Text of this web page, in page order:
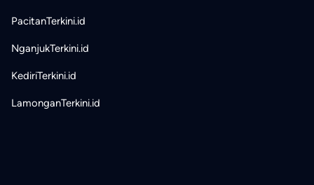
PacitanTerkini.id
NganjukTerkini.id
KediriTerkini.id
LamonganTerkini.id